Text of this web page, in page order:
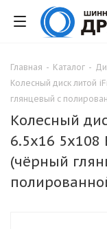
Главная - Каталог -
Колесный диск литой
глянцевый с
Колесный
6.5x16 5x108
(чёрный